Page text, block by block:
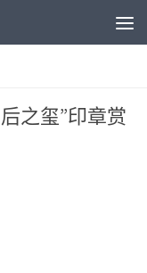
之玺”印章赏